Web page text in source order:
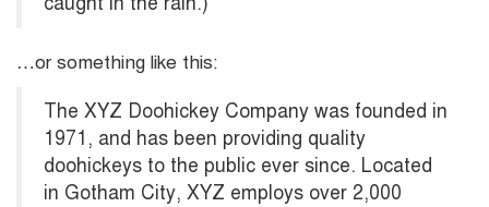
…or something like this:
The XYZ Doohickey Company was founded in
1971, and has been providing quality
doohickeys to the public ever since. Located
in Gotham City, XYZ employs over 2,000